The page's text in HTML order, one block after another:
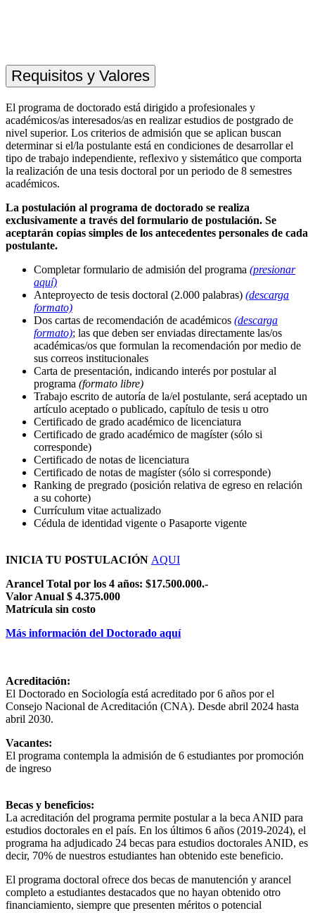
Requisitos y Valores
El programa de doctorado está dirigido a profesionales y
académicos/as interesados/as en realizar estudios de postgrado de
nivel superior. Los criterios de admisión que se aplican buscan
determinar si el/la postulante está en condiciones de desarrollar el
tipo de trabajo independiente, reflexivo y sistemático que comporta
la realización de una tesis doctoral por un periodo de 8 semestres
académicos.
La postulación al programa de doctorado se realiza
exclusivamente a través del formulario de postulación. Se
aceptarán copias simples de los antecedentes personales de cada
postulante.
Completar formulario de admisión del programa (presionar
aquí)
Anteproyecto de tesis doctoral (2.000 palabras) (descarga
formato)
Dos cartas de recomendación de académicos (descarga
formato); las que deben ser enviadas directamente las/os
académicas/os que formulan la recomendación por medio de
sus correos institucionales
Carta de presentación, indicando interés por postular al
programa (formato libre)
Trabajo escrito de autoría de la/el postulante, será aceptado un
artículo aceptado o publicado, capítulo de tesis u otro
Certificado de grado académico de licenciatura
Certificado de grado académico de magíster (sólo si
corresponde)
Certificado de notas de licenciatura
Certificado de notas de magíster (sólo si corresponde)
Ranking de pregrado (posición relativa de egreso en relación
a su cohorte)
Currículum vitae actualizado
Cédula de identidad vigente o Pasaporte vigente
INICIA TU POSTULACIÓN AQUI
Arancel Total por los 4 años: $17.500.000.-
Valor Anual $ 4.375.000
Matrícula sin costo
Más información del Doctorado aquí
Acreditación:
El Doctorado en Sociología está acreditado por 6 años por el
Consejo Nacional de Acreditación (CNA). Desde abril 2024 hasta
abril 2030.
Vacantes:
El programa contempla la admisión de 6 estudiantes por promoción
de ingreso
Becas y beneficios:
La acreditación del programa permite postular a la beca ANID para
estudios doctorales en el país. En los últimos 6 años (2019-2024), el
programa ha adjudicado 24 becas para estudios doctorales ANID, es
decir, 70% de nuestros estudiantes han obtenido este beneficio.
El programa doctoral ofrece dos becas de manutención y arancel
completo a estudiantes destacados que no hayan obtenido otro
financiamiento, siempre que presenten méritos o potencial